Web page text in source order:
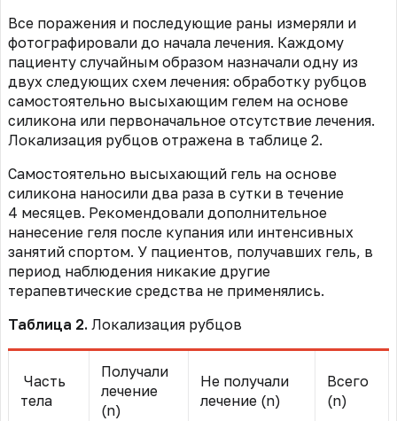
Все поражения и последующие раны измеряли и
фотографировали до начала лечения. Каждому
пациенту случайным образом назначали одну из
двух следующих схем лечения: обработку рубцов
самостоятельно высыхающим гелем на основе
силикона или первоначальное отсутствие лечения.
Локализация рубцов отражена в таблице 2.
Самостоятельно высыхающий гель на основе
силикона наносили два раза в сутки в течение
4 месяцев. Рекомендовали дополнительное
нанесение геля после купания или интенсивных
занятий спортом. У пациентов, получавших гель, в
период наблюдения никакие другие
терапевтические средства не применялись.
Таблица 2. Локализация рубцов
Часть
тела
Получали
лечение
(n)
Не получали
лечение (n)
Всего
(n)